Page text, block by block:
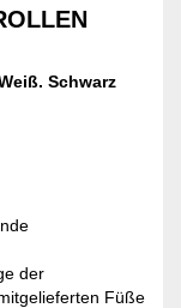
Schwarz
der
Füße